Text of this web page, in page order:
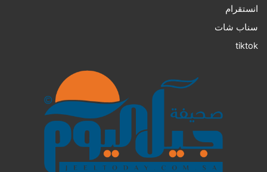
انستقرام
سناب شات
tiktok